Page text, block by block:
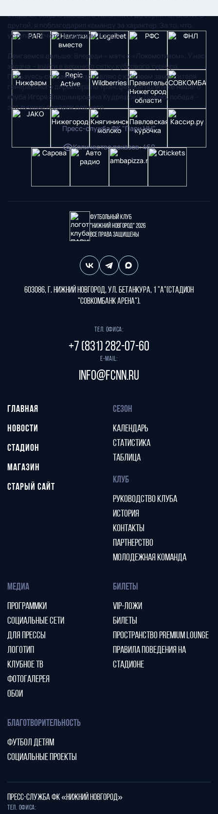
стороны, обидно доводить такой матч до серии пенальти. С
другой, я поблагодарил команду за характер. За то, что,
уступая в счете, одержали победу.
Двигаемся дальше. Впереди – матч с «Локомотивом». У нас
задача – выйти в верхнюю сетку кубкового турнира.
Пользуясь случаем, поздравляю с юбилеем заместителя
генерального директора по трансферной политике нашего
клуба Игоря Владимировича Кудряшова. Думаю, победа –
это лучший подарок для него.
Пресс-служба ФК "Пари НН"
Количество показов:460
Футбольный клуб
"Нижний Новгород" 2026
Все права защищены
603086, г. Нижний Новгород, ул. Бетанкура, 1 "А"(стадион
"СОВКОМБАНК АРЕНА").
Тел. офиса:
+7 (831) 282-07-60
E-mail:
info@fcnn.ru
ГЛАВНАЯ
НОВОСТИ
СТАДИОН
МАГАЗИН
СТАРЫЙ САЙТ
СЕЗОН
КАЛЕНДАРЬ
СТАТИСТИКА
ТАБЛИЦА
КЛУБ
РУКОВОДСТВО КЛУБА
ИСТОРИЯ
КОНТАКТЫ
ПАРТНЕРСТВО
МОЛОДЕЖНАЯ КОМАНДА
МЕДИА
ПРОГРАММКИ
СОЦИАЛЬНЫЕ СЕТИ
ДЛЯ ПРЕССЫ
ЛОГОТИП
КЛУБНОЕ ТВ
ФОТОГАЛЕРЕЯ
ОБОИ
БИЛЕТЫ
VIP-ЛОЖИ
БИЛЕТЫ
ПРОСТРАНСТВО PREMIUM LOUNGE
ПРАВИЛА ПОВЕДЕНИЯ НА
СТАДИОНЕ
БЛАГОТВОРИТЕЛЬНОСТЬ
ФУТБОЛ ДЕТЯМ
СОЦИАЛЬНЫЕ ПРОЕКТЫ
ПРЕСС-СЛУЖБА ФК «НИЖНИЙ НОВГОРОД»
Тел. офиса: